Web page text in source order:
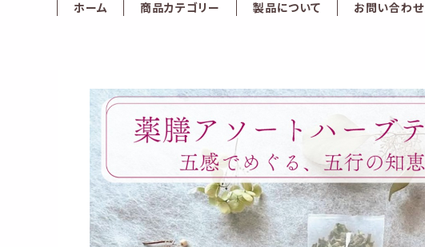
ホーム 商品カテゴリー 製品について お問い合わせ